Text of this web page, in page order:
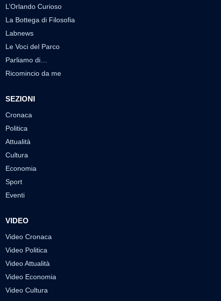
L’Orlando Curioso
La Bottega di Filosofia
Labnews
Le Voci del Parco
Parliamo di…
Ricomincio da me
SEZIONI
Cronaca
Politica
Attualità
Cultura
Economia
Sport
Eventi
VIDEO
Video Cronaca
Video Politica
Video Attualità
Video Economia
Video Cultura